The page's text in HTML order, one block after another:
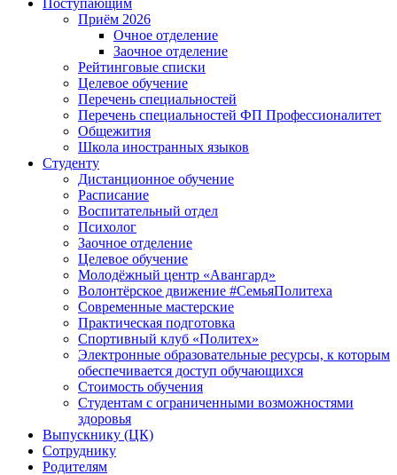
Поступающим
Приём 2026
Очное отделение
Заочное отделение
Рейтинговые списки
Целевое обучение
Перечень специальностей
Перечень специальностей ФП Профессионалитет
Общежития
Школа иностранных языков
Студенту
Дистанционное обучение
Расписание
Воспитательный отдел
Психолог
Заочное отделение
Целевое обучение
Молодёжный центр «Авангард»
Волонтёрское движение #СемьяПолитеха
Современные мастерские
Практическая подготовка
Спортивный клуб «Политех»
Электронные образовательные ресурсы, к которым
обеспечивается доступ обучающихся
Стоимость обучения
Студентам с ограниченными возможностями
здоровья
Выпускнику (ЦК)
Сотруднику
Родителям